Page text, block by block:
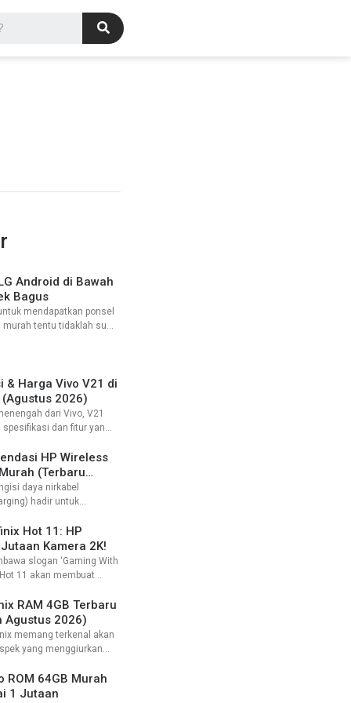
Android di Bawah
Bagus
mendapatkan ponsel
tentu tidaklah sulit.
misalnya, produsen asal
& Harga Vivo V21 di
2026)
dari Vivo, V21
dan fitur yang
menjadikan HP ini
anak muda yang ingin
saat
HP Wireless
(Terbaru
daya nirkabel
hadir untuk
simpel dan efisien. Kini
HP wireless
harga yang cukup
Hot 11: HP
Kamera 2K!
slogan ‘Gaming With
11 akan membuat
temen ya. Yang pasti
segar ketimbang
Infinix Hot
RAM 4GB Terbaru
Agustus 2026)
memang terkenal akan
yang menggiurkan
HP Infinix RAM 4GB murah
1 jutaan begitu laris di
ROM 64GB Murah
1 Jutaan